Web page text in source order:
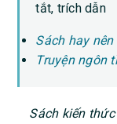
tắt, trích dẫn
Sách hay
Truyện ngôn
PRIMARY
Sách kiến